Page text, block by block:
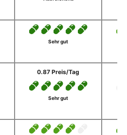
Sehr gut
0.87 Preis/Tag
Sehr gut